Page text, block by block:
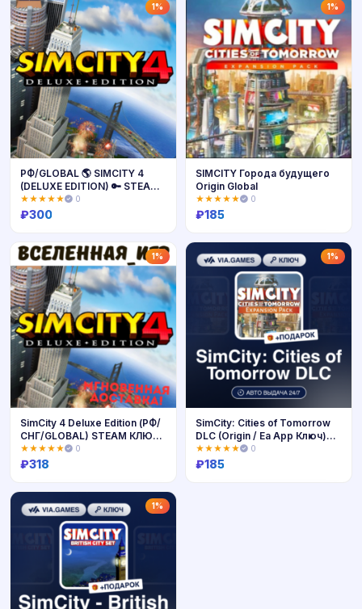
Купить Купить
1%
Купить
РФ/GLOBAL 🌎 SIMCITY 4
(DELUXE EDITION) 🔑 STEAM
КЛЮЧ
★★★★★ 0
₽300
1%
Купить
SIMCITY Города будущего
Origin Global
★★★★★ 0
₽185
1%
Купить
SimCity 4 Deluxe Edition (РФ/
СНГ/GLOBAL) STEAM КЛЮЧ
🔑
★★★★★ 0
₽318
1%
SimCity: Cities of Tomorrow
DLC (Origin / Ea App Ключ)
РФ-СНГ-МИР + ПОДАРОК
★★★★★ 0
₽185
1%